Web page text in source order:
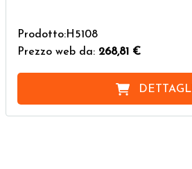
Prodotto:H5108
Prezzo web da: 268,81 €
DETTAGLI